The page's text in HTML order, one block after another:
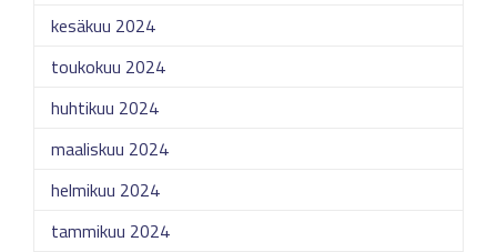
kesäkuu 2024
toukokuu 2024
huhtikuu 2024
maaliskuu 2024
helmikuu 2024
tammikuu 2024